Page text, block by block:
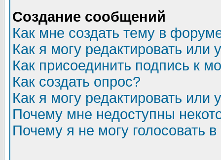
Создание сообщений
Как мне создать тему в
Как я могу редактировать или
Как присоединить подпись к
Как создать опрос?
Как я могу редактировать или
Почему мне недоступны
Почему я не могу голосовать